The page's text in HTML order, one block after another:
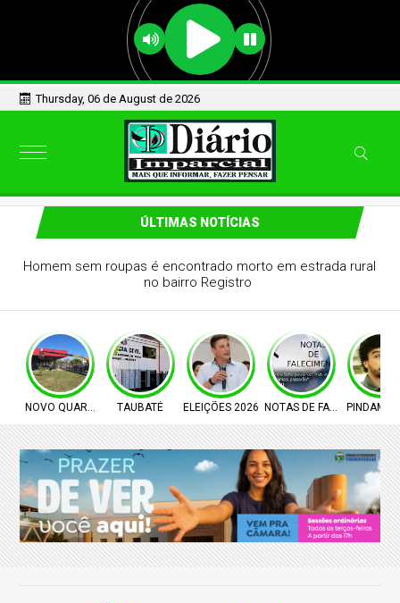
Thursday, 06 de August de 2026
ÚLTIMAS NOTÍCIAS
efeito de condenação de ex-prefeito de
Pindamonhangaba
NOVO QUARTEL TAUBATÉ ELEIÇÕES 2026 NOTAS DE FALECIMENTO